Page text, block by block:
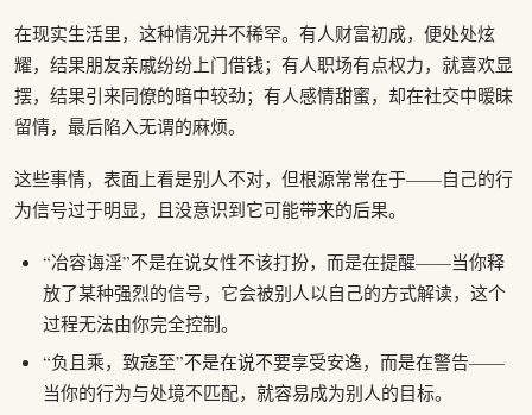
在现实生活里，这种情况并不稀罕。有人财富初成，便处处炫
耀，结果朋友亲戚纷纷上门借钱；有人职场有点权力，就喜欢显
摆，结果引来同僚的暗中较劲；有人感情甜蜜，却在社交中暧昧
留情，最后陷入无谓的麻烦。
这些事情，表面上看是别人不对，但根源常常在于——自己的行
为信号过于明显，且没意识到它可能带来的后果。
“冶容诲淫”不是在说女性不该打扮，而是在提醒——当你释
放了某种强烈的信号，它会被别人以自己的方式解读，这个
过程无法由你完全控制。
“负且乘，致寇至”不是在说不要享受安逸，而是在警告——
当你的行为与处境不匹配，就容易成为别人的目标。